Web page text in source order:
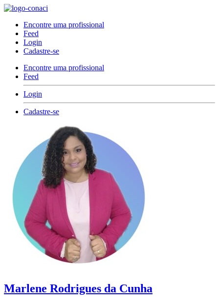
Encontre uma profissional
Feed
Login
Cadastre-se
Encontre uma profissional
Feed
Login
Cadastre-se
Marlene Rodrigues da Cunha